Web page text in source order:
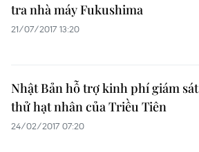
tra nhà máy Fukushima
21/07/2017 13:20
Nhật Bản hỗ trợ kinh phí giám sát
thử hạt nhân của Triều Tiên
24/02/2017 07:20